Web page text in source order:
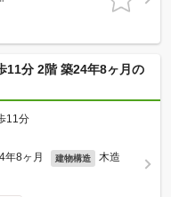
11分 2階 築24年8ヶ月の
11分
年8ヶ月 建物構造 木造